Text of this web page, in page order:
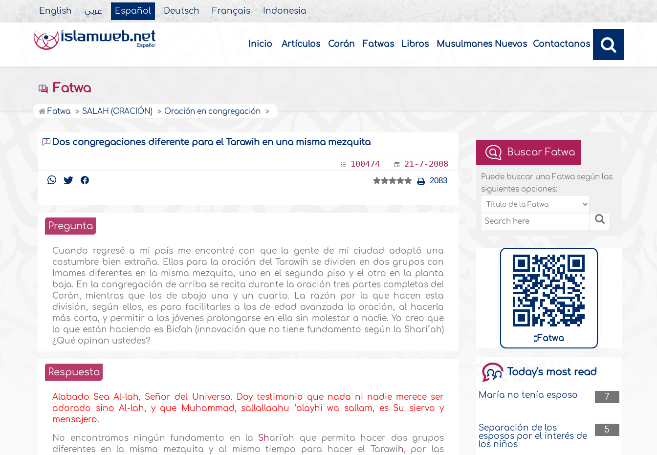
English عربي Español Deutsch Français Indonesia
Inicio Artículos Corán Fatwas Libros Musulmanes Nuevos Contactanos
Fatwa
Fatwa SALAH (ORACIÓN) Oración en congregación
Dos congregaciones diferente para el Tarawih en una misma mezquita
100474 21-7-2008
2083
Pregunta
Cuando regresé a mi país me encontré con que la gente de mi ciudad adoptó una
costumbre bien extraña. Ellos para la oración del Tarawih se dividen en dos grupos con
Imames diferentes en la misma mezquita, uno en el segundo piso y el otro en la planta
baja. En la congregación de arriba se recita durante la oración tres partes completas del
Corán, mientras que los de abajo una y un cuarto. La razón por la que hacen esta
división, según ellos, es para facilitarles a los de edad avanzada la oración, al hacerla
más corta, y permitir a los jóvenes prolongarse en ella sin molestar a nadie. Yo creo que
lo que están haciendo es Bid'ah (innovación que no tiene fundamento según la Shari´ah)
¿Qué opinan ustedes?
Respuesta
Alabado Sea Al-lah, Señor del Universo. Doy testimonio que nada ni nadie merece ser
adorado sino Al-lah, y que Muhammad, sallallaahu ‘alayhi wa sallam, es Su siervo y
mensajero.
No encontramos ningún fundamento en la Shari'ah
que permita hacer dos grupos
diferentes en la misma mezquita y al mismo tiempo para hacer el Tarawih, por las
Buscar Fatwa
Puede buscar una Fatwa según las
siguientes opciones:
Fatwa
Today's most read
7
María no tenía esposo
5
Separación de los
esposos por el interés de
los niños